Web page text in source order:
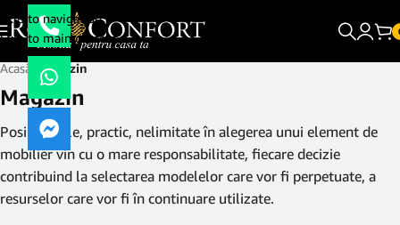
Skip to navigation
Skip to main content
Acasă Magazin
Magazin
Posibilităţile, practic, nelimitate în alegerea unui element de
mobilier vin cu o mare responsabilitate, fiecare decizie
contribuind la selectarea modelelor care vor fi perpetuate, a
resurselor care vor fi în continuare utilizate.